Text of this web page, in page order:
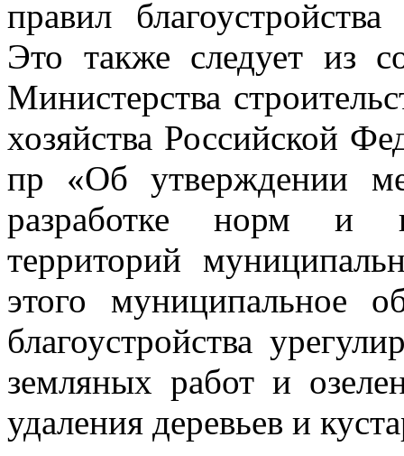
правил
Это также следует из
Министерства
хозяйства Российской
пр «Об утверждении
разработке норм и
территорий
этого муниципальное
благоустройства
земляных работ и
удаления деревьев и